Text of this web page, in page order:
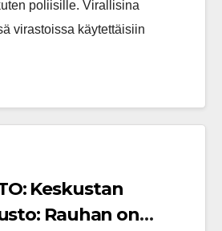
poliisille. Virallisina
virastoissa käytettäisiin
Keskustan
Rauhan on